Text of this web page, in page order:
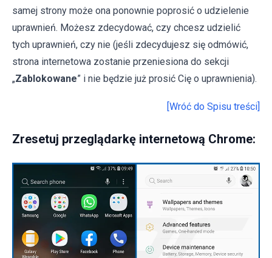
samej strony może ona ponownie poprosić o udzielenie
uprawnień. Możesz zdecydować, czy chcesz udzielić
tych uprawnień, czy nie (jeśli zdecydujesz się odmówić,
strona internetowa zostanie przeniesiona do sekcji
„Zablokowane” i nie będzie już prosić Cię o uprawnienia).
[Wróć do Spisu treści]
Zresetuj przeglądarkę internetową Chrome: